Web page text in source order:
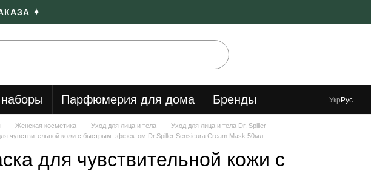
✦
Парфюмерия для дома Бренды УкрРус
Женская косметика Уход для лица и тела
Уход для лица и тела Dr. Spiller
чувствительной кожи с быстрым эффектом Dr.Spiller Sensicura Cream Mask 50мл
для чувствительной кожи с